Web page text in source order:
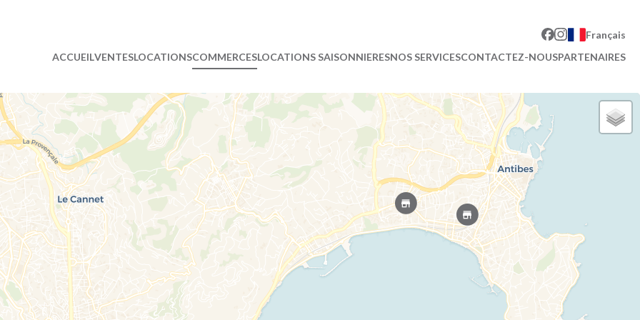
Français
ACCUEILVENTESLOCATIONSCOMMERCESLOCATIONS SAISONNIERESNOS SERVICESCONTACTEZ-NOUSPARTENAIRES